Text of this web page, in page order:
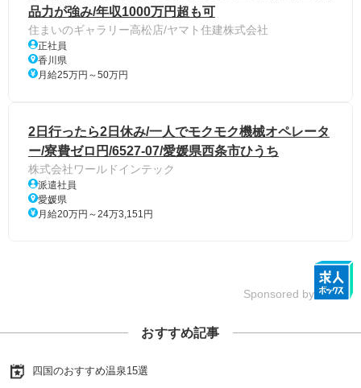
品力が強み/年収1000万円超も可
住まいのギャラリー高松店/ヤマト住建株式会社
正社員
香川県
月給25万円～50万円
2日行ったら2日休み/一人でモクモク機械オペレータ
ー/寮費ゼロ円/6527-07/愛媛県西条市ひうち
株式会社ワールドインテック
派遣社員
愛媛県
月給20万円～24万3,151円
Sponsored by
おすすめ記事
四国のおすすめ温泉15選